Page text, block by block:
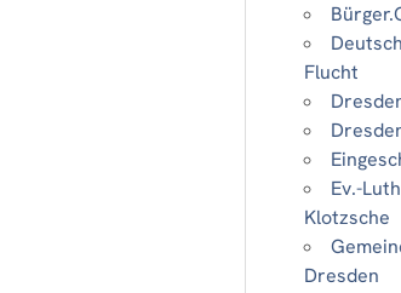
Flucht
Ev.-
Klotzsche
Dresden